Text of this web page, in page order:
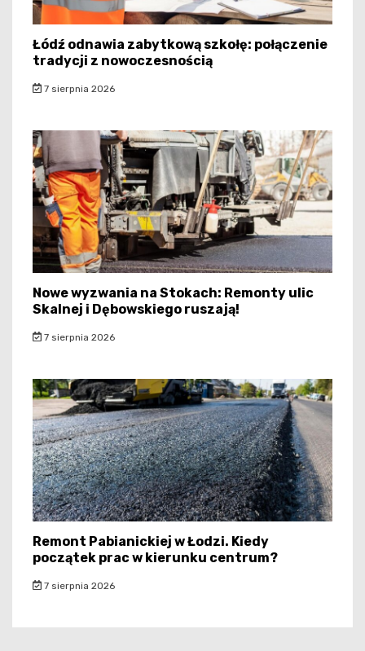
Łódź odnawia zabytkową szkołę: połączenie
tradycji z nowoczesnością
7 sierpnia 2026
Nowe wyzwania na Stokach: Remonty ulic
Skalnej i Dębowskiego ruszają!
7 sierpnia 2026
Remont Pabianickiej w Łodzi. Kiedy
początek prac w kierunku centrum?
7 sierpnia 2026